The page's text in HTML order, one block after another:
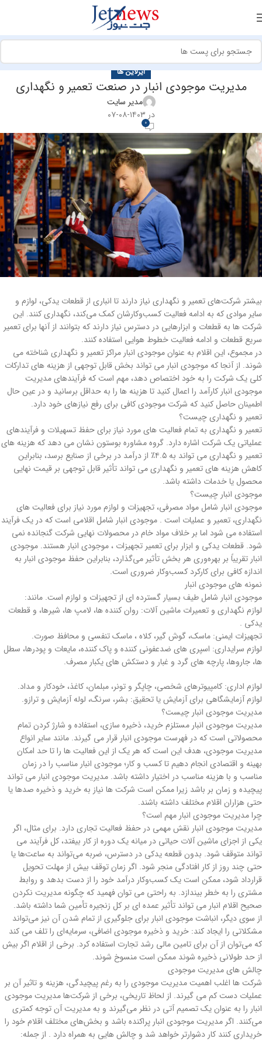
ایرلاین ها
مدیریت موجودی انبار در صنعت تعمیر و نگهداری
مدیر سایت
در ۱۴۰۳-۰۸-۰۷
0
بیشتر شرکت‌های تعمیر و نگهداری نیاز دارند تا انباری از قطعات یدکی، لوازم و
سایر موادی که به ادامه فعالیت کسب‌وکارشان کمک می‌کند، نگهداری کنند. این
شرکت ها به قطعات و ابزارهایی در دسترس نیاز دارند که بتوانند از آنها برای تعمیر
سریع قطعات و ادامه فعالیت خطوط هوایی استفاده کنند.
در مجموع، این اقلام به عنوان موجودی انبار مراکز تعمیر و نگهداری شناخته می
شوند. از آنجا که موجودی انبار می تواند بخش قابل توجهی از هزینه های تدارکات
کلی یک شرکت را به خود اختصاص دهد، مهم است که فرآیندهای مدیریت
موجودی انبار کارآمد را اعمال کنید تا هزینه ها را به حداقل برسانید و در عین حال
اطمینان حاصل کنید که شرکت موجودی کافی برای رفع نیازهای خود دارد.
تعمیر و نگهداری چیست؟
تعمیر و نگهداری به تمام فعالیت های مورد نیاز برای حفظ تسهیلات و فرآیندهای
عملیاتی یک شرکت اشاره دارد. گروه مشاوره بوستون نشان می دهد که هزینه های
تعمیر و نگهداری می تواند به ۴.۵٪ از درآمد در برخی از صنایع برسد، بنابراین
کاهش هزینه های تعمیر و نگهداری می تواند تأثیر قابل توجهی بر قیمت نهایی
محصول یا خدمات داشته باشد.
موجودی انبار چیست؟
موجودی انبار شامل مواد مصرفی، تجهیزات و لوازم مورد نیاز برای فعالیت های
نگهداری، تعمیر و عملیات است . موجودی انبار شامل اقلامی است که در یک فرآیند
استفاده می شود اما بر خلاف مواد خام در محصولات نهایی شرکت گنجانده نمی
شود. قطعات یدکی و ابزار برای تعمیر تجهیزات ، موجودی انبار هستند. موجودی
انبار تقریباً بر بهره‌وری هر بخش تأثیر می‌گذارد، بنابراین حفظ موجودی انبار به
اندازه کافی برای کارکرد کسب‌وکار ضروری است.
نمونه های موجودی انبار
موجودی انبار شامل طیف بسیار گسترده ای از تجهیزات و لوازم است. مانند:
لوازم نگهداری و تعمیرات ماشین آلات: روان کننده ها، لامپ ها، شیرها، و قطعات
یدکی .
تجهیزات ایمنی: ماسک، گوش گیر، کلاه ، ماسک تنفسی و محافظ صورت.
لوازم سرایداری: اسپری های ضدعفونی کننده و پاک کننده، مایعات و پودرها، سطل
ها، جاروها، پارچه های گرد و غبار و دستکش های یکبار مصرف.
لوازم اداری: کامپیوترهای شخصی، چاپگر و تونر، مبلمان، کاغذ، خودکار و مداد.
لوازم آزمایشگاهی برای آزمایش یا تحقیق: بشر، سرنگ، لوله آزمایش و ترازو.
مدیریت موجودی انبار چیست؟
مدیریت موجودی انبار مستلزم خرید، ذخیره سازی، استفاده و شارژ کردن تمام
محصولاتی است که در فهرست موجودی انبار قرار می گیرند. مانند سایر انواع
مدیریت موجودی، هدف این است که هر یک از این فعالیت ها را تا حد امکان
بهینه و اقتصادی انجام دهیم تا کسب و کار؛ موجودی انبار مناسب را در زمان
مناسب و با هزینه مناسب در اختیار داشته باشد. مدیریت موجودی انبار می تواند
پیچیده و زمان بر باشد زیرا ممکن است شرکت ها نیاز به خرید و ذخیره صدها یا
حتی هزاران اقلام مختلف داشته باشند.
چرا مدیریت موجودی انبار مهم است؟
مدیریت موجودی انبار نقش مهمی در حفظ فعالیت تجاری دارد. برای مثال، اگر
یکی از اجزای ماشین آلات حیاتی در میانه یک دوره از کار بیفتد، کل فرآیند می
تواند متوقف شود. بدون قطعه یدکی در دسترس، ضربه می‌تواند به ساعت‌ها یا
حتی چند روز از کار افتادگی منجر شود. اگر زمان توقف بیش از مهلت‌ تحویل
قرارداد شود، ممکن است یک کسب‌وکار درآمد خود را از دست بدهد و روابط
مشتری را به خطر بیندازد. به راحتی می توان فهمید که چگونه مدیریت نکردن
صحیح اقلام انبار می تواند تأثیر عمده ای بر کل زنجیره تأمین شما داشته باشد.
از سوی دیگر، انباشت موجودی انبار برای جلوگیری از تمام شدن آن نیز می‌تواند
مشکلاتی را ایجاد کند: خرید و ذخیره موجودی اضافی، سرمایه‌ای را تلف می کند
که می‌توان از آن برای تامین مالی رشد تجارت استفاده کرد. برخی از اقلام اگر بیش
از حد طولانی ذخیره شوند ممکن است منسوخ شوند.
چالش های مدیریت موجودی
شرکت ها اغلب اهمیت مدیریت موجودی را به رغم پیچیدگی، هزینه و تاثیر آن بر
عملیات دست کم می گیرند. از لحاظ تاریخی، برخی از شرکت‌ها مدیریت موجودی
انبار را به عنوان یک تصمیم آتی در نظر می‌گیرند و به مدیریت آن توجه کمتری
می‌کنند. اگر مدیریت موجودی انبار پراکنده باشد و بخش‌های مختلف اقلام خود را
خریداری ‌کنند کار دشوارتر خواهد شد و چالش هایی به همراه دارد . از جمله: